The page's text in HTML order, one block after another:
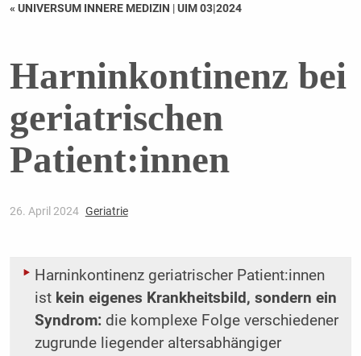
« UNIVERSUM INNERE MEDIZIN |UIM 03|2024
Harninkontinenz bei
geriatrischen
Patient:innen
26. April 2024 Geriatrie
Harninkontinenz geriatrischer Patient:innen
ist kein eigenes Krankheitsbild, sondern ein
Syndrom: die komplexe Folge verschiedener
zugrunde liegender altersabhängiger